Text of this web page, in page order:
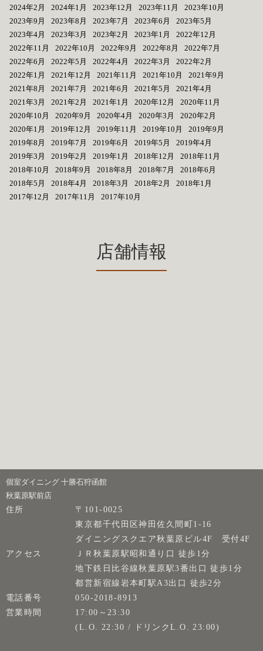
2024年2月
2024年1月 2023年12月 2023年11月
2023年10月
2023年9月
2023年8月 2023年7月 2023年6月
2023年5月
2023年4月
2023年3月 2023年2月 2023年1月
2022年12月
2022年11月
2022年10月 2022年9月 2022年8月
2022年7月
2022年6月
2022年5月 2022年4月 2022年3月
2022年2月
2022年1月
2021年12月 2021年11月 2021年10月
2021年9月
2021年8月
2021年7月 2021年6月 2021年5月
2021年4月
2021年3月
2021年2月 2021年1月 2020年12月
2020年11月
2020年10月
2020年9月 2020年4月 2020年3月
2020年2月
2020年1月
2019年12月 2019年11月 2019年10月
2019年9月
2019年8月
2019年7月 2019年6月 2019年5月
2019年4月
2019年3月
2019年2月 2019年1月 2018年12月
2018年11月
2018年10月
2018年9月 2018年8月 2018年7月
2018年6月
2018年5月
2018年4月 2018年3月 2018年2月
2018年1月
2017年12月
2017年11月 2017年10月
店舗情報
個室ダイニング 十勝石狩函館
秋葉原駅前店
住所
〒101-0025
東京都千代田区神田佐久間町1-16
ダイニングスクエア秋葉原ビル4F 受付4F
アクセス
ＪＲ秋葉原駅昭和通り口 徒歩1分
地下鉄日比谷線秋葉原駅3番出口 徒歩1分
都営新宿線岩本町駅A3出口 徒歩2分
電話番号
050-2018-8913
営業時間
17:00～23:30
(L.O. 22:30 / ドリンクL.O. 23:00)